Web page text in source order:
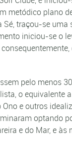
metódico plano
traçou-se
iniciou-se o
pelo menos
o equivalente
e outros
optando
e do Mar, e